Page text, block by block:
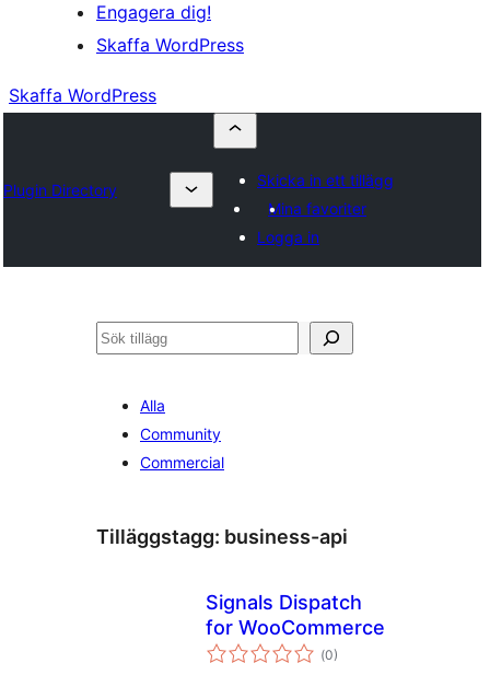
Engagera dig!
Skaffa WordPress
Skaffa WordPress
Plugin Directory
Skicka in ett tillägg
Mina favoriter
Logga in
Sök
Alla
Community
Commercial
Tilläggstagg: business-api
Signals Dispatch
for WooCommerce
(Totalt
antal
0)